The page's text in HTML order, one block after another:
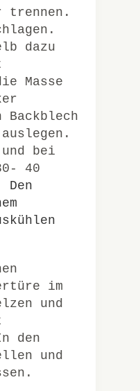
dazu
Masse
Backblech
bei
40
Den
im
und
den
und